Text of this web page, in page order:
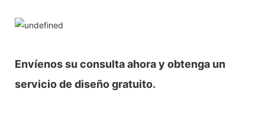
Envíenos su consulta ahora y obtenga un
servicio de diseño gratuito.